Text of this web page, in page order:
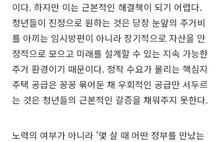
이다. 하지만 이는 근본적인 해결책이 되기 어렵다.
청년들이 진정으로 원하는 것은 당장 눈앞의 주거비
를 아끼는 임시방편이 아니라 장기적으로 자산을 안
정적으로 모으고 미래를 설계할 수 있는 지속 가능한
주거 환경이기 때문이다. 정작 수요가 몰리는 핵심지
주택 공급은 꽁꽁 묶어둔 채 우회적인 공급만 서두르
는 것은 청년들의 근본적인 갈증을 채워주지 못한다.
노력의 여부가 아니라 '몇 살 때 어떤 정부를 만났는